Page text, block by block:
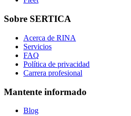
Sobre SERTICA
Acerca de RINA
Servicios
FAQ
Política de privacidad
Carrera profesional
Mantente informado
Blog